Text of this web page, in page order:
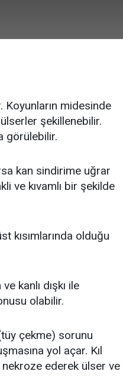
midesinde
şekillenebilir.
görülebilir.
kan sindirime uğrar
ve kıvamlı bir şekilde
kısımlarında olduğu
kanlı dışkı ile
olabilir.
çekme) sorunu
yol açar. Kıl
ederek ülser ve